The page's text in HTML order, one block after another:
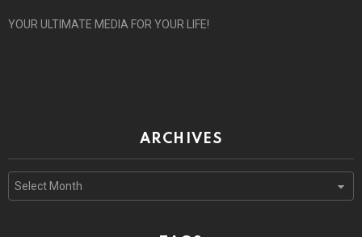
YOUR ULTIMATE MEDIA FOR YOUR LIFE!
ARCHIVES